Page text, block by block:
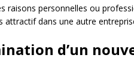
raisons personnelles ou
attractif dans une autre
d’un